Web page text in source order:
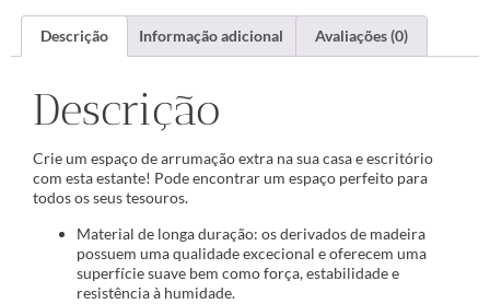
Descrição Informação adicional Avaliações (0)
Descrição
Crie um espaço de arrumação extra na sua casa e escritório
com esta estante! Pode encontrar um espaço perfeito para
todos os seus tesouros.
Material de longa duração: os derivados de madeira
possuem uma qualidade excecional e oferecem uma
superfície suave bem como força, estabilidade e
resistência à humidade.